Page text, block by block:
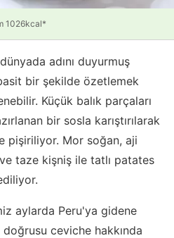
1026kcal*
adını duyurmuş
bir şekilde özetlemek
Küçük balık parçaları
bir sosla karıştırılarak
pişiriliyor. Mor soğan, aji
taze kişniş ile tatlı patates
aylarda Peru'ya gidene
ceviche hakkında